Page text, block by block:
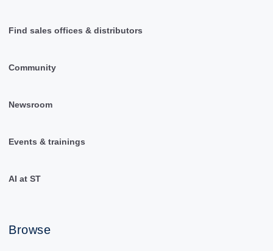
Find sales offices & distributors
Community
Newsroom
Events & trainings
AI at ST
Browse